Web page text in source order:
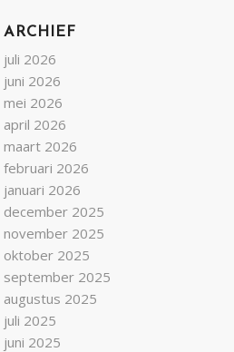
ARCHIEF
juli 2026
juni 2026
mei 2026
april 2026
maart 2026
februari 2026
januari 2026
december 2025
november 2025
oktober 2025
september 2025
augustus 2025
juli 2025
juni 2025